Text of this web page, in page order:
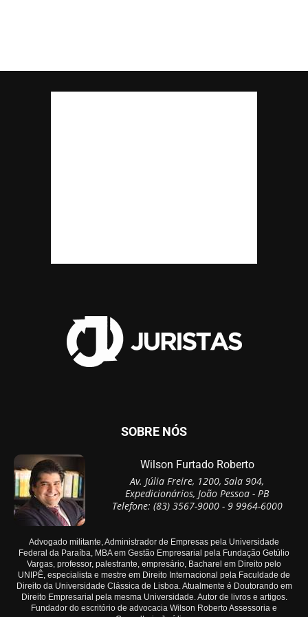
SOBRE NÓS
Wilson Furtado Roberto
Av. Júlia Freire, 1200, Sala 904,
Expedicionários, João Pessoa - PB
Telefone: (83) 3567-9000 - 9 9964-6000
Advogado militante, Administrador de Empresas pela Universidade
Federal da Paraíba, MBA em Gestão Empresarial pela Fundação Getúlio
Vargas, professor, palestrante, empresário, Bacharel em Direito pelo
UNIPÊ, especialista e mestre em Direito Internacional pela Faculdade de
Direito da Universidade Clássica de Lisboa. Atualmente é Doutorando em
Direito Empresarial pela mesma Universidade. Autor de livros e artigos.
Fundador do escritório de advocacia Wilson Roberto Assessoria e